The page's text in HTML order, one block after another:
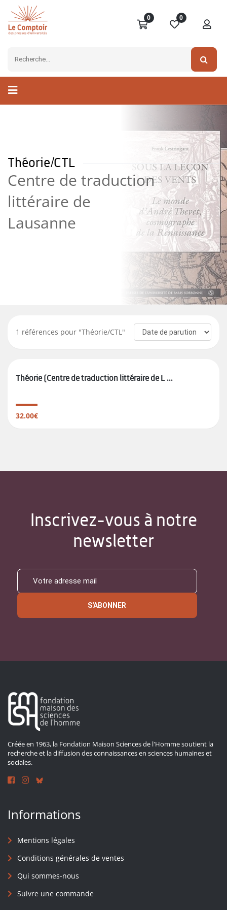
0 0
Théorie/CTL
Centre de traduction
littéraire de
Lausanne
1 références pour "Théorie/CTL"
Théorie (Centre de traduction littéraire de L ...
32.00€
Inscrivez-vous à notre
newsletter
S'ABONNER
Créée en 1963, la Fondation Maison Sciences de l'Homme soutient la
recherche et la diffusion des connaissances en sciences humaines et
sociales.
Informations
Mentions légales
Conditions générales de ventes
Qui sommes-nous
Suivre une commande